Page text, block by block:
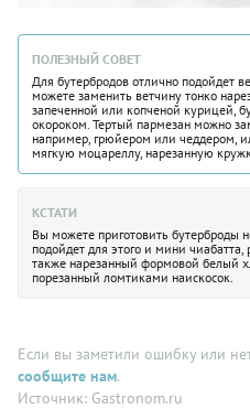
ПОЛЕЗНЫЙ СОВЕТ
Для бутербродов отлично подойдет
можете заменить ветчину тонко
запеченной или копченой курицей,
окороком. Тертый пармезан можно
например, грюйером или чеддером,
мягкую моцареллу, нарезанную
КСТАТИ
Вы можете приготовить бутерброды
подойдет для этого и мини чиабатта,
также нарезанный формовой белый
порезанный ломтиками наискосок.
Если вы заметили ошибку или
сообщите нам.
Источник: Gastronom.ru